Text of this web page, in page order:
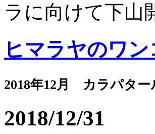
ラに向けて下山
ヒマラヤのワン
2018年12月 カラパター
2018/12/31